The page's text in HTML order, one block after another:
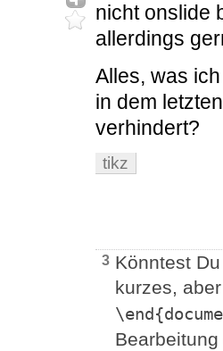
nicht onslide
allerdings
Alles, was
in dem
verhindert?
tikz
3 Könntest
kurzes,